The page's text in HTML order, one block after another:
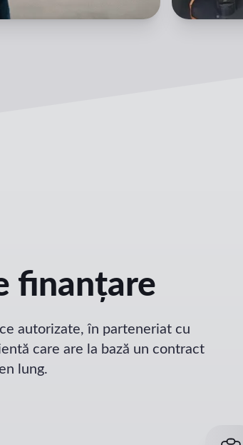
finanțare
autorizate, în parteneriat cu
care are la bază un contract
lung.